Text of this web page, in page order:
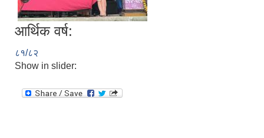
आर्थिक वर्ष:
८१/८२
Show in slider: